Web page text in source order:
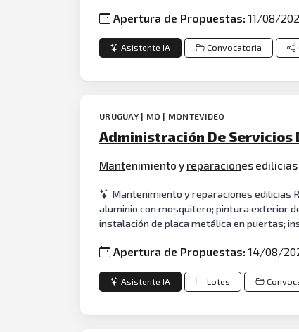
Apertura de Propuestas:11/08/
Asistente IA Convocatoria
URUGUAY | MO | MONTEVIDEO
Administración De Servicios
Mantenimiento y reparaciones
Mantenimiento y reparaciones edilicias
aluminio con mosquitero; pintura exterior
instalación de placa metálica en puertas;
Apertura de Propuestas:14/08/
Asistente IA Lotes